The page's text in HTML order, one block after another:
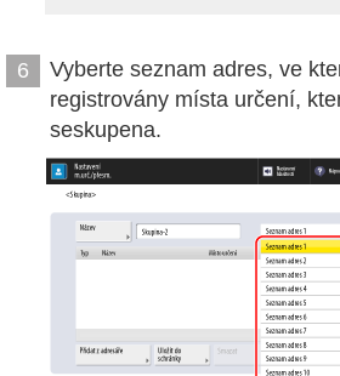
6
Vyberte seznam adres, ve
registrovány místa určení,
seskupena.